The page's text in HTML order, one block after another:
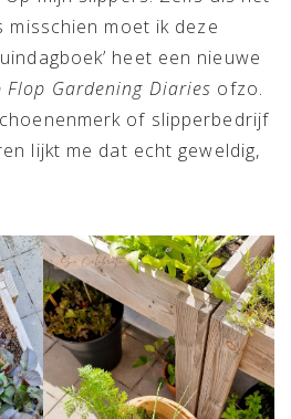
misschien moet ik deze
heet een nieuwe
Flop Gardening Diaries ofzo.
of slipperbedrijf
lijkt me dat echt geweldig,